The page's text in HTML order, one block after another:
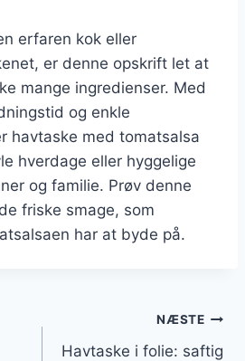
erfaren kok eller
er denne opskrift let at
mange ingredienser. Med
og enkle
havtaske med tomatsalsa
hverdage eller hyggelige
og familie. Prøv denne
friske smage, som
har at byde på.
NÆSTE
Havtaske i folie: saftig